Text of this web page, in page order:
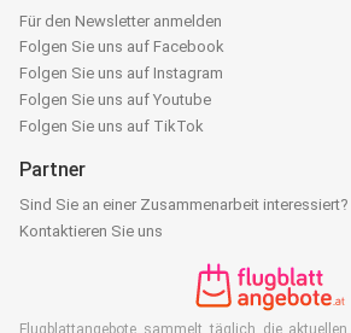
Für den Newsletter anmelden
Folgen Sie uns auf Facebook
Folgen Sie uns auf Instagram
Folgen Sie uns auf Youtube
Folgen Sie uns auf TikTok
Partner
Sind Sie an einer Zusammenarbeit interessiert?
Kontaktieren Sie uns
Flugblattangebote sammelt täglich die